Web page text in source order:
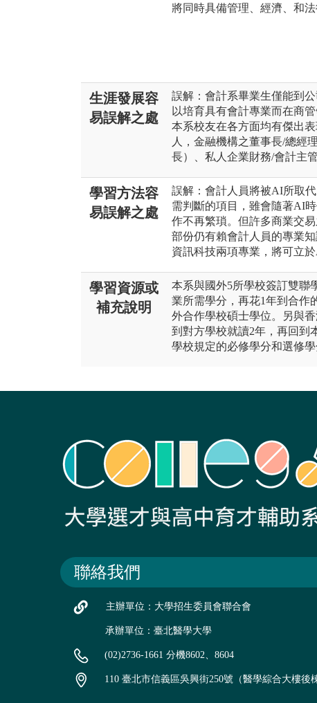
將同時具備管理、經濟、和
生涯發展容
易誤解之處
誤解：會計系畢業生僅能到
以培育具有會計專業而在商
本系校友在各方面均有傑出
人，金融機構之董事長/總經
長）、私人企業財務/會計主
學習方法容
易誤解之處
誤解：會計人員將被AI所取
需判斷的項目，雖會隨著AI
作不再繁瑣。但許多商業交
部份仍有賴會計人員的專業
資訊科技兩項專業，將可立
學習資源或
補充說明
本系與國外5所學校簽訂雙聯
業所需學分，再花1年到合作
外合作學校碩士學位。另與
到對方學校就讀2年，再回到
學校規定的必修學分和選修
聯絡我們
主辦單位：大學招生委員會聯合會
承辦單位：臺北醫學大學
(02)2736-1661 分機8602、8604
110 臺北市信義區吳興街250號（醫學綜合大樓後